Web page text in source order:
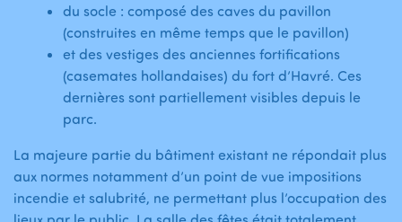
du socle : composé des caves du pavillon
(construites en même temps que le pavillon)
et des vestiges des anciennes fortifications
(casemates hollandaises) du fort d’Havré. Ces
dernières sont partiellement visibles depuis le
parc.
La majeure partie du bâtiment existant ne répondait plus
aux normes notamment d’un point de vue impositions
incendie et salubrité, ne permettant plus l’occupation des